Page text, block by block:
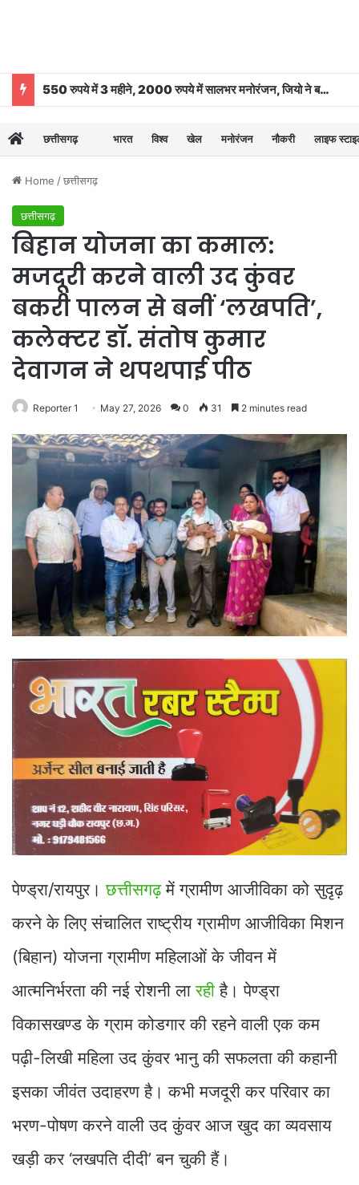
550 रुपये में 3 महीने, 2000 रुपये में सालभर मनोरंजन, जियो ने बढ़ाया OTT-Pass का दायरा
छत्तीसगढ़ भारत विश्व खेल मनोरंजन नौकरी लाइफ
Home /छत्तीसगढ़
छत्तीसगढ़
बिहान योजना का कमाल:
मजदूरी करने वाली उद कुंवर
बकरी पालन से बनीं ‘लखपति’,
कलेक्टर डॉ. संतोष कुमार
देवागन ने थपथपाई पीठ
Reporter 1 May 27, 2026 0 31 2 minutes read
पेण्ड्रा/रायपुर।छत्तीसगढ़में ग्रामीण आजीविका को सुदृढ़
करने के लिए संचालित राष्ट्रीय ग्रामीण आजीविका मिशन
(बिहान) योजना ग्रामीण महिलाओं के जीवन में
आत्मनिर्भरता की नई रोशनी लारही है। पेण्ड्रा
विकासखण्ड के ग्राम कोडगार की रहने वाली एक कम
पढ़ी-लिखी महिला उद कुंवर भानु की सफलता की कहानी
इसका जीवंत उदाहरण है। कभी मजदूरी कर परिवार का
भरण-पोषण करने वाली उद कुंवर आज खुद का व्यवसाय
खड़ी कर ‘लखपति दीदी’ बन चुकी हैं।